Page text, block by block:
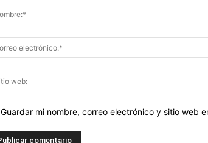
Guardar mi nombre, correo electrónico y sitio web